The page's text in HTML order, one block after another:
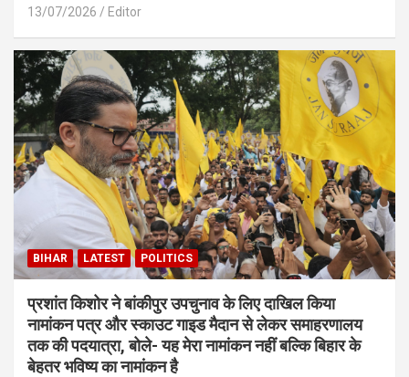
13/07/2026 Editor
BIHAR LATEST POLITICS
प्रशांत किशोर ने बांकीपुर उपचुनाव के लिए दाखिल किया
नामांकन पत्र और स्काउट गाइड मैदान से लेकर समाहरणालय
तक की पदयात्रा, बोले- यह मेरा नामांकन नहीं बल्कि बिहार के
बेहतर भविष्य का नामांकन है